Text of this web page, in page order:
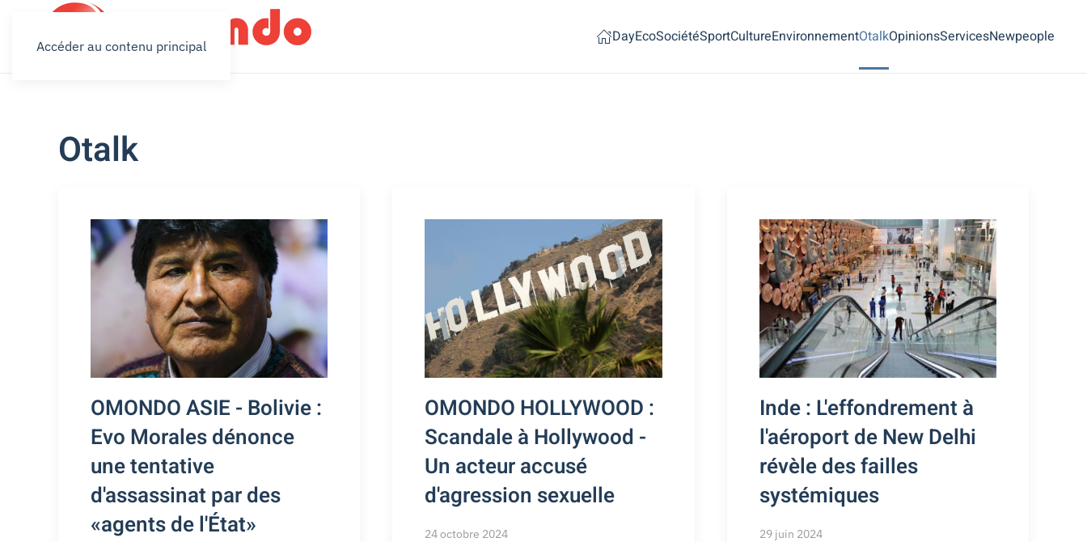
Accéder au contenu principal DayEcoSociétéSportCultureEnvironnementOtalkOpinionsServicesNewpeople
Otalk
OMONDO ASIE - Bolivie :
Evo Morales dénonce
une tentative
d'assassinat par des
«agents de l'État»
OMONDO HOLLYWOOD :
Scandale à Hollywood -
Un acteur accusé
d'agression sexuelle
24 octobre 2024
Inde : L'effondrement à
l'aéroport de New Delhi
révèle des failles
systémiques
29 juin 2024